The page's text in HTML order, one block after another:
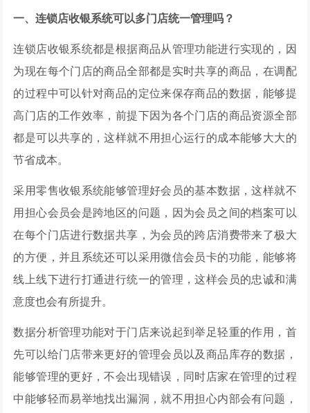
一、连锁店收银系统可以多门店统一管理吗？
连锁店收银系统都是根据商品从管理功能进行实现的，因
为现在每个门店的商品全部都是实时共享的商品，在调配
的过程中可以针对商品的定位来保存商品的数据，能够提
高门店的工作效率，前提下因为各个门店的商品资源全部
都是可以共享的，这样就不用担心运行的成本能够大大的
节省成本。
采用零售收银系统能够管理好会员的基本数据，这样就不
用担心会员会是跨地区的问题，因为会员之间的档案可以
在每个门店进行数据共享，为会员的跨店消费带来了极大
的方便，并且系统还可以采用微信会员卡的功能，能够将
线上线下进行打通进行统一的管理，这样会员的忠诚和满
意度也会有所提升。
数据分析管理功能对于门店来说起到举足轻重的作用，首
先可以给门店带来更好的管理会员以及商品库存的数据，
能够管理的更好，不会出现错误，同时店家在管理的过程
中能够轻而易举地找出漏洞，就不用担心内部会有问题，